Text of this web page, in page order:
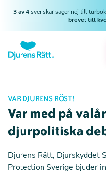
3 av 4svenskar säger nej till
brevet till
VAR DJURENS RÖST!
Var med på
djurpolitiska
Djurens Rätt, Djurskyddet
Protection Sverige bjuder